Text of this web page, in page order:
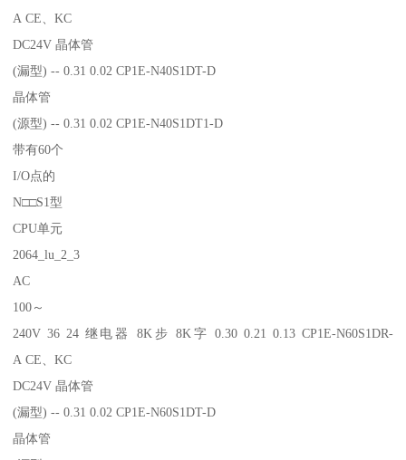
A CE、KC
DC24V 晶体管
(漏型) -- 0.31 0.02 CP1E-N40S1DT-D
晶体管
(源型) -- 0.31 0.02 CP1E-N40S1DT1-D
带有60个
I/O点的
N□□S1型
CPU单元
2064_lu_2_3
AC
100～
240V 36 24 继电器 8K步 8K字 0.30 0.21 0.13 CP1E-N60S1DR-
A CE、KC
DC24V 晶体管
(漏型) -- 0.31 0.02 CP1E-N60S1DT-D
晶体管